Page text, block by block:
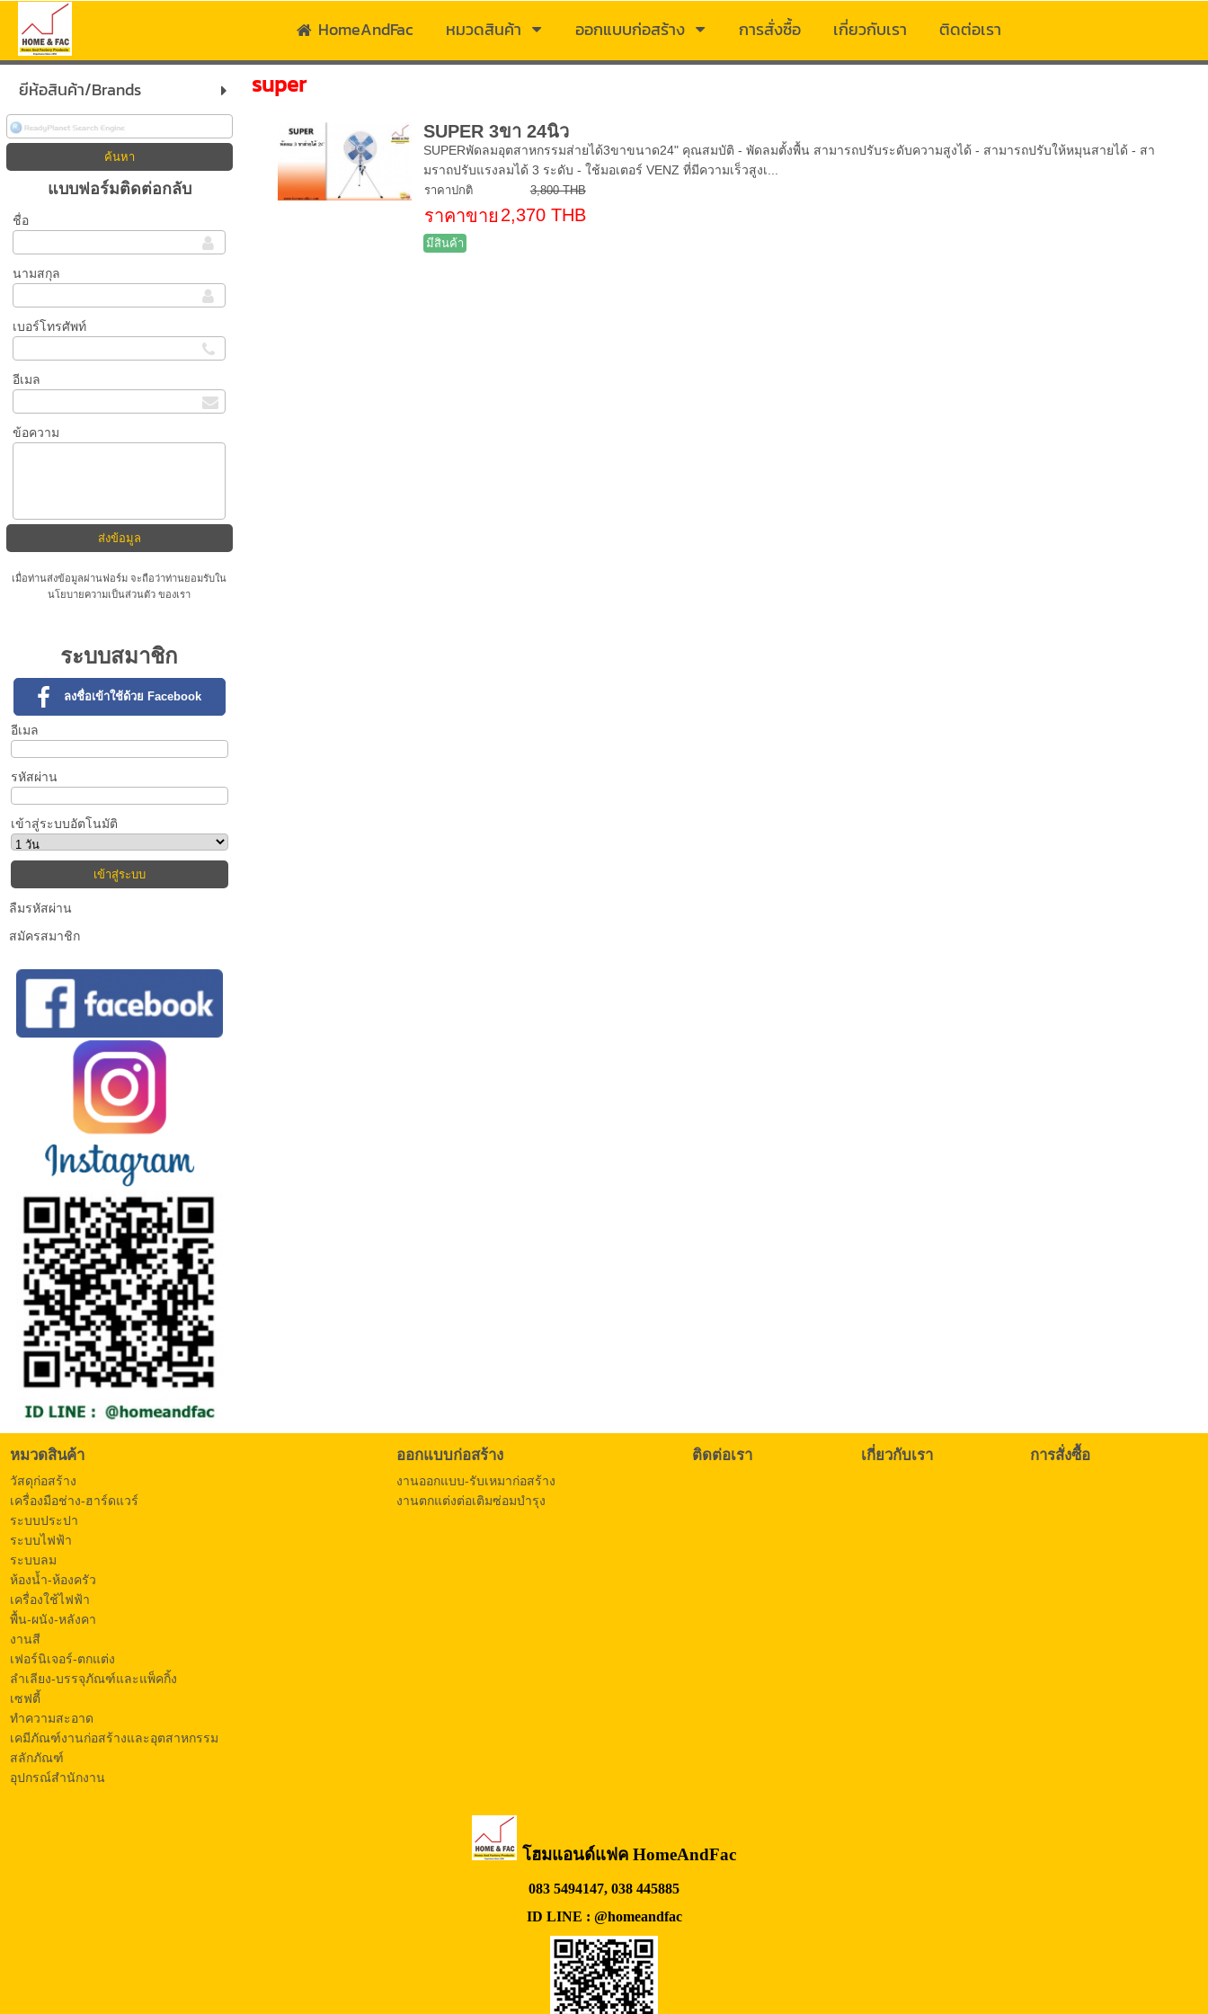
HomeAndFac หมวดสินค้า ออกแบบก่อสร้าง การสั่งซื้อ เกี่ยวกับเรา ติดต่อเรา
ยีห้อสินค้า/Brands
แบบฟอร์มติดต่อกลับ
ชื่อ
นามสกุล
เบอร์โทรศัพท์
อีเมล
ข้อความ
เมื่อท่านส่งข้อมูลผ่านฟอร์ม จะถือว่าท่านยอมรับใน
นโยบายความเป็นส่วนตัวของเรา
ระบบสมาชิก
ลงชื่อเข้าใช้ด้วย Facebook
อีเมล
รหัสผ่าน
เข้าสู่ระบบอัตโนมัติ
ลืมรหัสผ่าน
สมัครสมาชิก
super
SUPER 3ขา 24นิ้ว
SUPERพัดลมอุตสาหกรรมส่ายได้3ขาขนาด24" คุณสมบัติ - พัดลมตั้งพื้น สามารถปรับระดับความสูงได้ - สามารถปรับให้หมุนสายได้ - สา
มราถปรับแรงลมได้ 3 ระดับ - ใช้มอเตอร์ VENZ ที่มีความเร็วสูงเ...
ราคาปกติ 3,800 THB
ราคาขาย 2,370 THB
มีสินค้า
หมวดสินค้า
วัสดุก่อสร้าง
เครื่องมือช่าง-ฮาร์ดแวร์
ระบบประปา
ระบบไฟฟ้า
ระบบลม
ห้องน้ำ-ห้องครัว
เครื่องใช้ไฟฟ้า
พื้น-ผนัง-หลังคา
งานสี
เฟอร์นิเจอร์-ตกแต่ง
ลำเลียง-บรรจุภัณฑ์และแพ็คกิ้ง
เซฟตี้
ทำความสะอาด
เคมีภัณฑ์งานก่อสร้างและอุตสาหกรรม
สลักภัณฑ์
อุปกรณ์สำนักงาน
ออกแบบก่อสร้าง
งานออกแบบ-รับเหมาก่อสร้าง
งานตกแต่งต่อเติมซ่อมบำรุง
ติดต่อเรา เกี่ยวกับเรา การสั่งซื้อ
โฮมแอนด์แฟค HomeAndFac
083 5494147, 038 445885
ID LINE : @homeandfac